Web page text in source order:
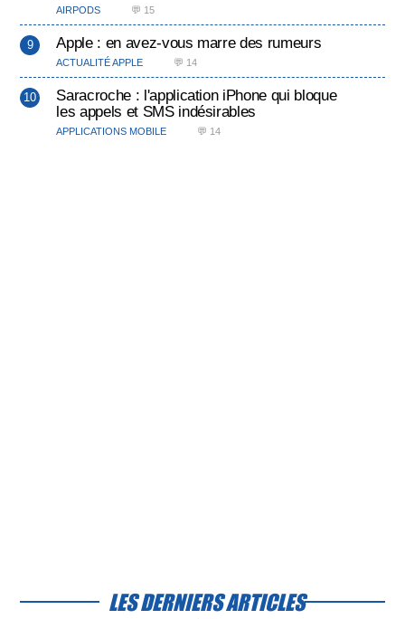
AIRPODS 💬 15
Apple : en avez-vous marre des rumeurs
ACTUALITÉ APPLE 💬 14
Saracroche : l'application iPhone qui bloque
les appels et SMS indésirables
APPLICATIONS MOBILE 💬 14
LES DERNIERS ARTICLES